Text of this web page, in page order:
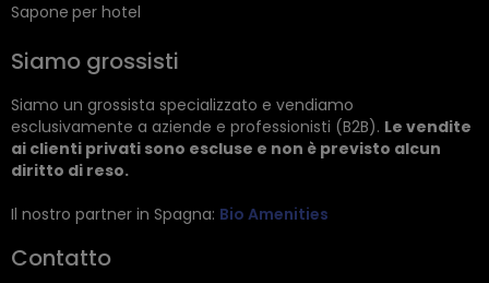
Sapone per hotel
Siamo grossisti
Siamo un grossista specializzato e vendiamo
esclusivamente a aziende e professionisti (B2B). Le vendite
ai clienti privati sono escluse e non è previsto alcun
diritto di reso.
Il nostro partner in Spagna: Bio Amenities
Contatto